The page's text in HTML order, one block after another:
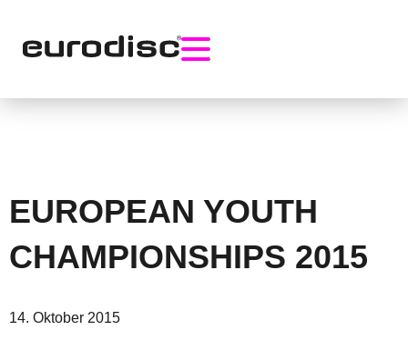
content
EUROPEAN YOUTH
CHAMPIONSHIPS 2015
14. Oktober 2015